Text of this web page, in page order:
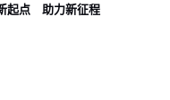
起点 助力新征程